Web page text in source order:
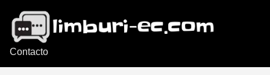
Contacto